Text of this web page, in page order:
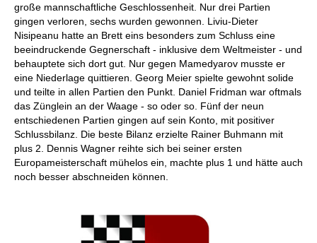
große mannschaftliche Geschlossenheit. Nur drei Partien
gingen verloren, sechs wurden gewonnen. Liviu-Dieter
Nisipeanu hatte an Brett eins besonders zum Schluss eine
beeindruckende Gegnerschaft - inklusive dem Weltmeister - und
behauptete sich dort gut. Nur gegen Mamedyarov musste er
eine Niederlage quittieren. Georg Meier spielte gewohnt solide
und teilte in allen Partien den Punkt. Daniel Fridman war oftmals
das Zünglein an der Waage - so oder so. Fünf der neun
entschiedenen Partien gingen auf sein Konto, mit positiver
Schlussbilanz. Die beste Bilanz erzielte Rainer Buhmann mit
plus 2. Dennis Wagner reihte sich bei seiner ersten
Europameisterschaft mühelos ein, machte plus 1 und hätte auch
noch besser abschneiden können.